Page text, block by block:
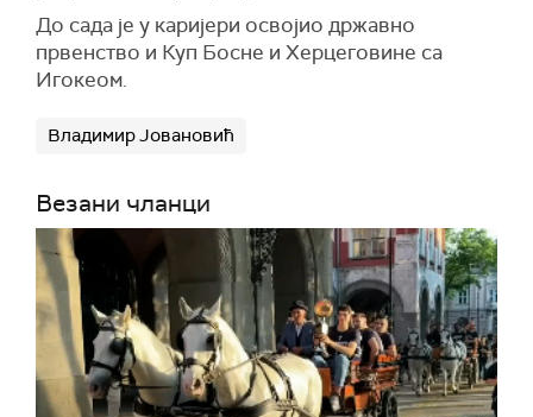
До сада је у каријери освојио државно
првенство и Куп Босне и Херцеговине са
Игокеом.
Владимир Јовановић
Везани чланци